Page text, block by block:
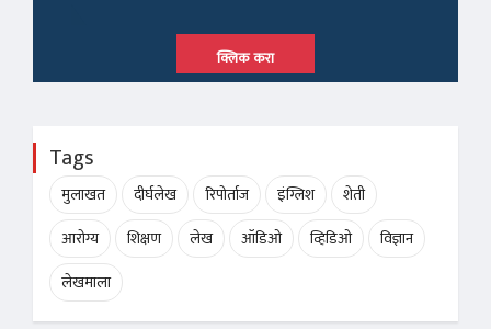
क्लिक करा
Tags
मुलाखत दीर्घलेख रिपोर्ताज इंग्लिश
शेती
आरोग्य
शिक्षण लेख ऑडिओ व्हिडिओ
विज्ञान
लेखमाला